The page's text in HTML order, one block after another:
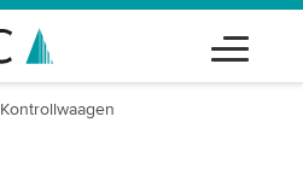
Kontrollwaagen